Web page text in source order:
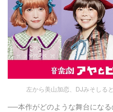
左から美山加恋、DJみそしる
──本作がどのような舞台にな